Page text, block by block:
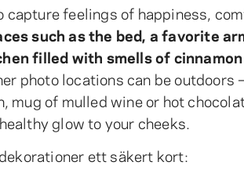
feelings of happiness,
such as the bed, a favorite
filled with smells of
photo locations can be
mug of mulled wine or hot
glow to your cheeks.
ett säkert kort: